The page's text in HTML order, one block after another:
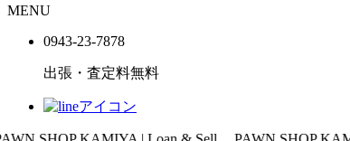
MENU
0943-23-7878
出張・査定料無料